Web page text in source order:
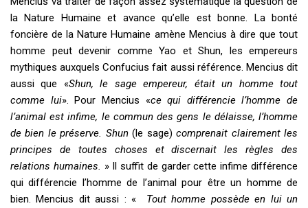
la Nature Humaine et avance qu’elle est bonne. La bonté
foncière de la Nature Humaine amène Mencius à dire que tout
homme peut devenir comme Yao et Shun, les empereurs
mythiques auxquels Confucius fait aussi référence. Mencius dit
aussi que «Shun, le sage empereur, était un homme tout
comme lui». Pour Mencius «ce qui différencie l’homme de
l’animal est infime, le commun des gens le délaisse, l’homme
de bien le préserve. Shun(le sage)comprenait clairement les
principes de toutes choses et discernait les règles des
relations humaines. » Il suffit de garder cette infime différence
qui différencie l’homme de l’animal pour être un homme de
bien. Mencius dit aussi : «
Tout homme possède en lui un